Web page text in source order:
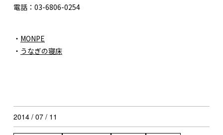
電話：03-6806-0254
・ MONPE
・ うなぎの寝床
2014 / 07 / 11